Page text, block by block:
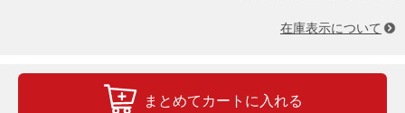
在庫表示について
まとめてカートに入れる